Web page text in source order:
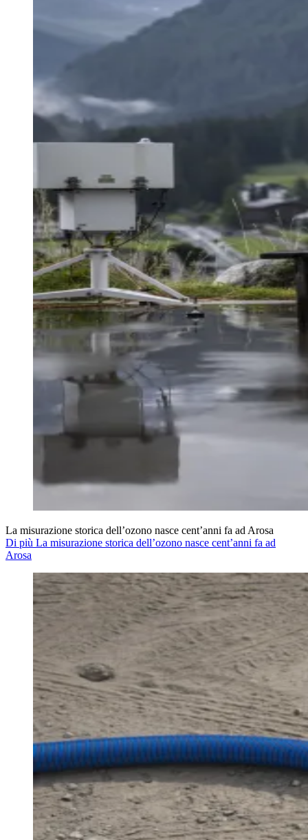
La misurazione storica dell’ozono nasce cent’anni fa ad Arosa
Di più La misurazione storica dell’ozono nasce cent’anni fa ad
Arosa